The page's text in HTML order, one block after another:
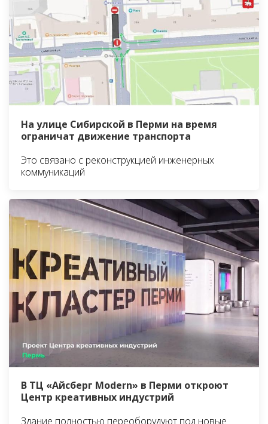
На улице Сибирской в Перми на время
ограничат движение транспорта
Это связано с реконструкцией инженерных
коммуникаций
В ТЦ «Айсберг Modern» в Перми откроют
Центр креативных индустрий
Здание полностью переоборудуют под новые